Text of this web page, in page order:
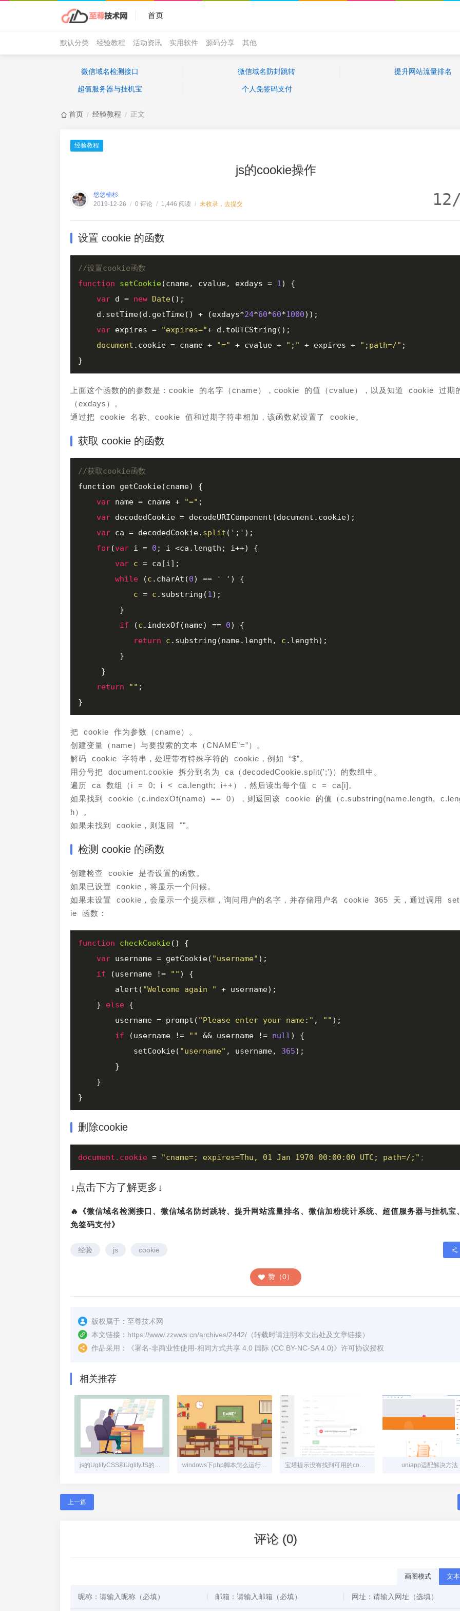
首页
默认分类 经验教程 活动资讯 实用软件 源码分享 其他
微信域名检测接口 微信域名防封跳转 提升网站流量排名
超值服务器与挂机宝 个人免签码支付
首页 / 经验教程 / 正文
经验教程
js的cookie操作
悠悠楠杉
2019-12-26 / 0 评论 / 1,446 阅读 / 未收录，去提交
设置 cookie 的函数
//设置cookie函数
function
setCookie(cname, cvalue, exdays = 1) {
var d = new Date();
    d.setTime(d.getTime() + (exdays*
24*60*60*1000));
var expires = "expires="+ d.toUTCString();
document .cookie = cname + "=" + cvalue + ";" + expires + ";path=/" ;
上面这个函数的的参数是：cookie 的名字（cname），cookie 的值（cvalue），以及知道 cookie 过期
（exdays）。
通过把 cookie 名称、cookie 值和过期字符串相加，该函数就设置了 cookie。
获取 cookie 的函数
//获取cookie函数
function getCookie(cname) {
var name = cname + "=" ;
var decodedCookie = decodeURIComponent(document.cookie);
var ca = decodedCookie. split (';');
for(var i = 0 ; i <ca.length; i++) {
var c = ca[i];
while (c .charAt(0) == ' ') {
c = c .substring(1);
if (c .indexOf(name) == 0) {
return
c .substring(name.length, c .length);
return
"" ;
把 cookie 作为参数（cname）。
创建变量（name）与要搜索的文本（CNAME”=”）。
解码 cookie 字符串，处理带有特殊字符的 cookie，例如 “$”。
用分号把 document.cookie 拆分到名为 ca（decodedCookie.split(';')）的数组中。
遍历 ca 数组（i = 0; i < ca.length; i++），然后读出每个值 c = ca[i]。
如果找到 cookie（c.indexOf(name) == 0），则返回该 cookie 的值（c.substring(name.length,
h）。
如果未找到 cookie，则返回 ""。
检测 cookie 的函数
创建检查 cookie 是否设置的函数。
如果已设置 cookie，将显示一个问候。
如果未设置 cookie，会显示一个提示框，询问用户的名字，并存储用户名 cookie 365 天，通过调用
ie 函数：
function checkCookie( ) {
var username = getCookie( "username" );
if (username != "" ) {
        alert(
"Welcome again "
+ username);
    }
else {
        username = prompt(
"Please enter your name:" , "" );
if (username != "" && username != null) {
            setCookie(
"username" , username, 365);
删除cookie
document.cookie = "cname=; expires=Thu, 01 Jan 1970 00:00:00 UTC; path=/;" ;
↓点击下方了解更多↓
🔥《微信域名检测接口、微信域名防封跳转、提升网站流量排名、微信加粉统计系统、超值服务器与挂机宝
免签码支付》
经验 js cookie
赞（0）
版权属于： 至尊技术网
本文链接： https://www.zzwws.cn/archives/2442/ （转载时请注明本文出处及文章链接）
作品采用：
《署名-非商业性使用-相同方式共享 4.0 国际 (CC BY-NC-SA 4.0)》许可协议授权
相关推荐
js的UglifyCSS和UglifyJS的使用，JS压缩加密、混淆加密 windows下php脚本怎么运行，如何使用命令提示符运行PHP脚本，如何使用指定PHP版本 宝塔提示没有找到可用的composer版本 uniapp适配解决方法
上一篇
评论 (0)
画图模式 文